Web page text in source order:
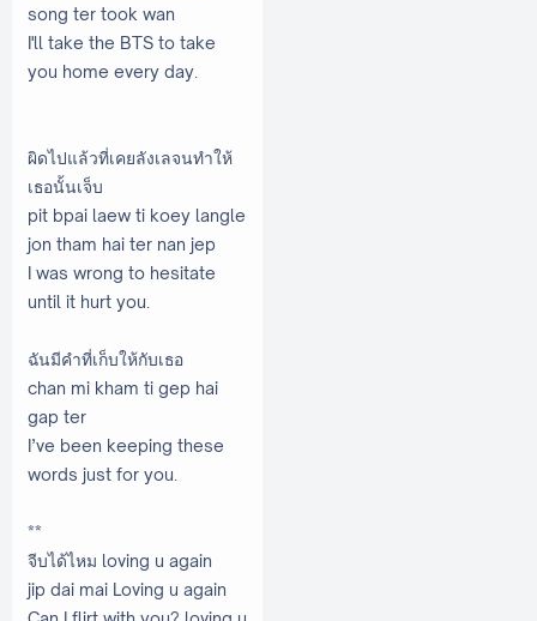
song ter took wan
I'll take the BTS to take
you home every day.
ผิดไปแล้วที่เคยลังเลจนทำให้
เธอนั้นเจ็บ
pit bpai laew ti koey langle
jon tham hai ter nan jep
I was wrong to hesitate
until it hurt you.
ฉันมีคำที่เก็บให้กับเธอ
chan mi kham ti gep hai
gap ter
I’ve been keeping these
words just for you.
**
จีบได้ไหม loving u again
jip dai mai Loving u again